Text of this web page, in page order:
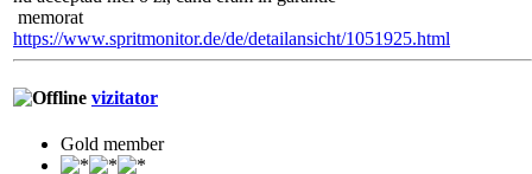
memorat
https://www.spritmonitor.de/de/detailansicht/1051925.html
vizitator
Gold member